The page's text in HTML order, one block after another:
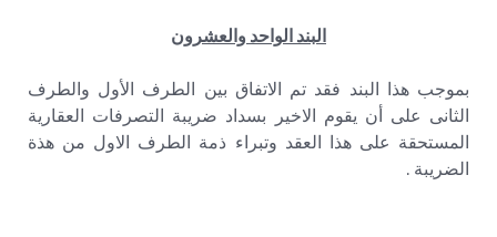
البند الواحد والعشرون
بموجب هذا البند فقد تم الاتفاق بين الطرف الأول والطرف
الثانى على أن يقوم الاخير بسداد ضريبة التصرفات العقارية
المستحقة على هذا العقد وتبراء ذمة الطرف الاول من هذة
الضريبة .